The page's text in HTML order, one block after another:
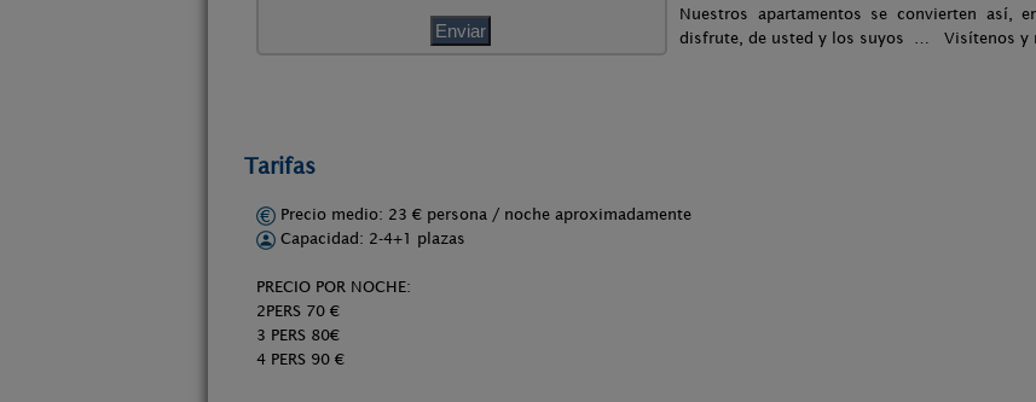
Nuestros apartamentos se convierten así,
disfrute, de usted y los suyos … Visítenos y
Tarifas
Precio medio: 23 € persona / noche aproximadamente
Capacidad: 2-4+1 plazas
PRECIO POR NOCHE:
2PERS 70 €
3 PERS 80€
4 PERS 90 €